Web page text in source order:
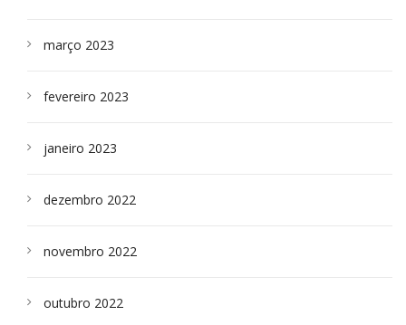
março 2023
fevereiro 2023
janeiro 2023
dezembro 2022
novembro 2022
outubro 2022